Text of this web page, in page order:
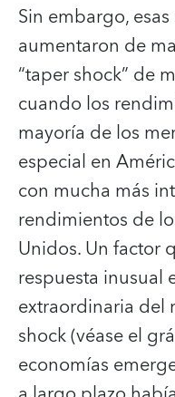
Sin embargo,
aumentaron de
“taper shock” de
cuando los
mayoría de los
especial en
con mucha más
rendimientos de
Unidos. Un factor
respuesta inusual
extraordinaria del
shock (véase el
economías